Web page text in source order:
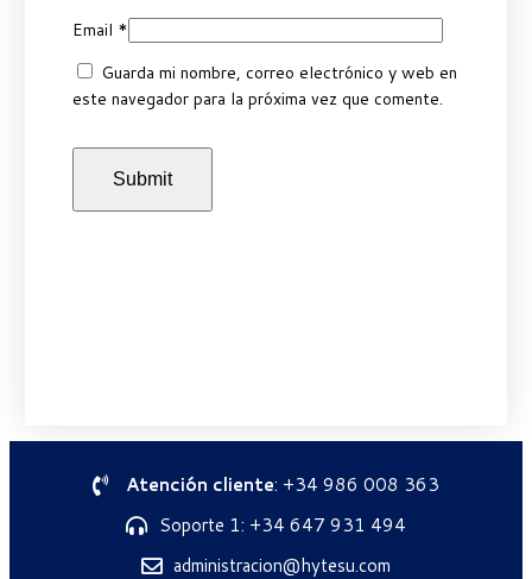
Email *
Guarda mi nombre, correo electrónico y web en
este navegador para la próxima vez que comente.
Atención cliente: +34 986 008 363
Soporte 1: +34 647 931 494
administracion@hytesu.com